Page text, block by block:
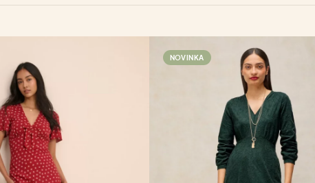
NOVINKA